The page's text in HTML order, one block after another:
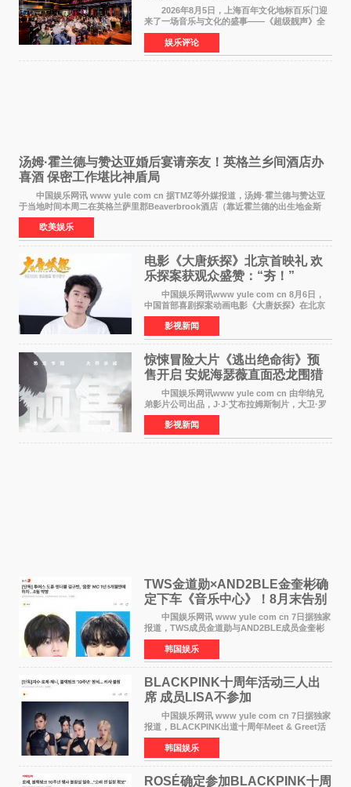
2026年8月5日，上海百年文化地标百乐门迎
来了一场音乐与文化的盛事——《超级靓声》全
国励志音乐公益节目上海唱区新闻发布会暨启动
仪式在此隆重举行。各界领导、嘉宾与媒体朋友
齐聚一堂，共同
娱乐评论
汤姆·霍兰德与赞达亚婚后宴请亲友！英格兰乡间酒店办
喜酒 保密工作堪比神盾局
中国娱乐网讯 www yule com cn 据TMZ等外媒报道，汤姆·霍兰德与赞达亚
于当地时间本周二在英格兰萨里郡Beaverbrook酒店（靠近霍兰德的出生地金斯
顿）举办婚宴，邀请家人与朋友们喝喜酒，庆祝
欧美娱乐
电影《大唐妖探》北京首映礼 欢
乐探案获观众盛赞：“夯！”
中国娱乐网讯www yule com cn 8月6日，
中国首部喜剧探案动画电影《大唐妖探》在北京
举办电影首映礼。导演程腾、联合导演黄珉、总
制片人曹紫建、制片人李莹莹，配音导演张喆，
对白指导程寅，领
影视新闻
惊悚冒险大片《逃出绝命街》预
售开启 安妮海瑟薇直面恐龙围猎
中国娱乐网讯www yule com cn 由华纳兄
弟影片公司出品，J·J·艾布拉姆斯制片，大卫·罗
伯特·米切尔执导，好莱坞巨星安妮·海瑟薇和伊万
·麦克格雷格领衔主演的2026暑期惊悚冒险大片
《逃出绝
影视新闻
TWS金道勋×AND2BLE金奎彬确
定下车《音乐中心》！8月末告别
MC席位
中国娱乐网讯 www yule com cn 7日据独家
报道，TWS成员金道勋与AND2BLE成员金奎彬
将于8月离开《音乐中心》MC的位置。 金道
勋与金奎彬于去年3月与H2H A-NA一起被选为
《音乐中心》MC，约1
韩国娱乐
BLACKPINK十周年活动三人出
席 成员LISA不参加
中国娱乐网讯 www yule com cn 7日据独家
报道，BLACKPINK出道十周年Meet & Greet活
动将由智秀、ROS&Eacute;、JENNIE出席，
LISA将缺席。 此前BLACKPINK所属社YG并
未为组合出道十周年做
韩国娱乐
ROSÉ确定参加BLACKPINK十周